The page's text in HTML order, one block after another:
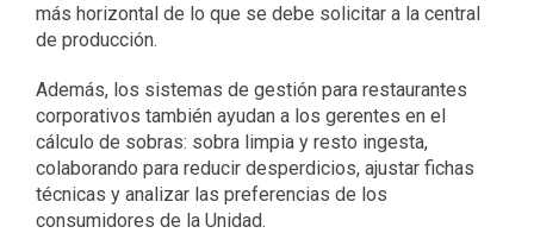
más horizontal de lo que se debe solicitar a la central
de producción.
Además, los sistemas de gestión para restaurantes
corporativos también ayudan a los gerentes en el
cálculo de sobras: sobra limpia y resto ingesta,
colaborando para reducir desperdicios, ajustar fichas
técnicas y analizar las preferencias de los
consumidores de la Unidad.